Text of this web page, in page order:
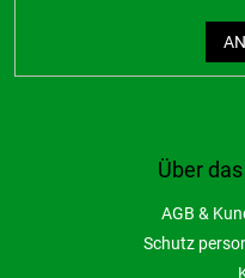
Über
AGB &
Schutz